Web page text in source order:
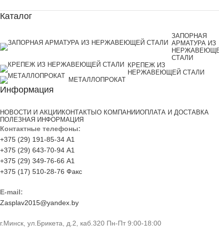
Каталог
ЗАПОРНАЯ
АРМАТУРА ИЗ
СТАЛИ
КРЕПЕЖ ИЗ
НЕРЖАВЕЮЩЕЙ СТАЛИ
МЕТАЛЛОПРОКАТ
Информация
НОВОСТИ И АКЦИИ КОНТАКТЫ О КОМПАНИИОПЛАТА И ДОСТАВКА
ПОЛЕЗНАЯ ИНФОРМАЦИЯ
Контактные телефоны:
+375 (29) 191-85-34 А1
+375 (29) 643-70-94 А1
+375 (29) 349-76-66 А1
+375 (17) 510-28-76 Факс
E-mail:
Zasplav2015@yandex.by
г.Минск, ул.Брикета, д.2, каб.320 Пн-Пт 9:00-18:00